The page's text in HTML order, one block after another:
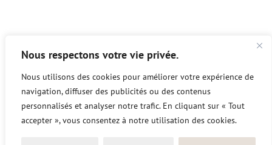
Nous respectons votre vie privée.
Nous utilisons des cookies pour améliorer votre expérience de
navigation, diffuser des publicités ou des contenus
personnalisés et analyser notre trafic. En cliquant sur « Tout
accepter », vous consentez à notre utilisation des cookies.